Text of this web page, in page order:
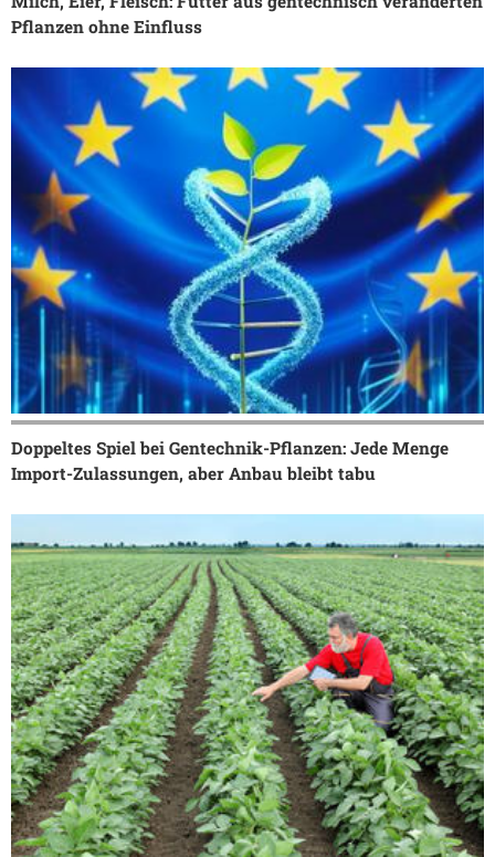
Pflanzen ohne Einfluss
Doppeltes Spiel bei Gentechnik-Pflanzen: Jede Menge
Import-Zulassungen, aber Anbau bleibt tabu